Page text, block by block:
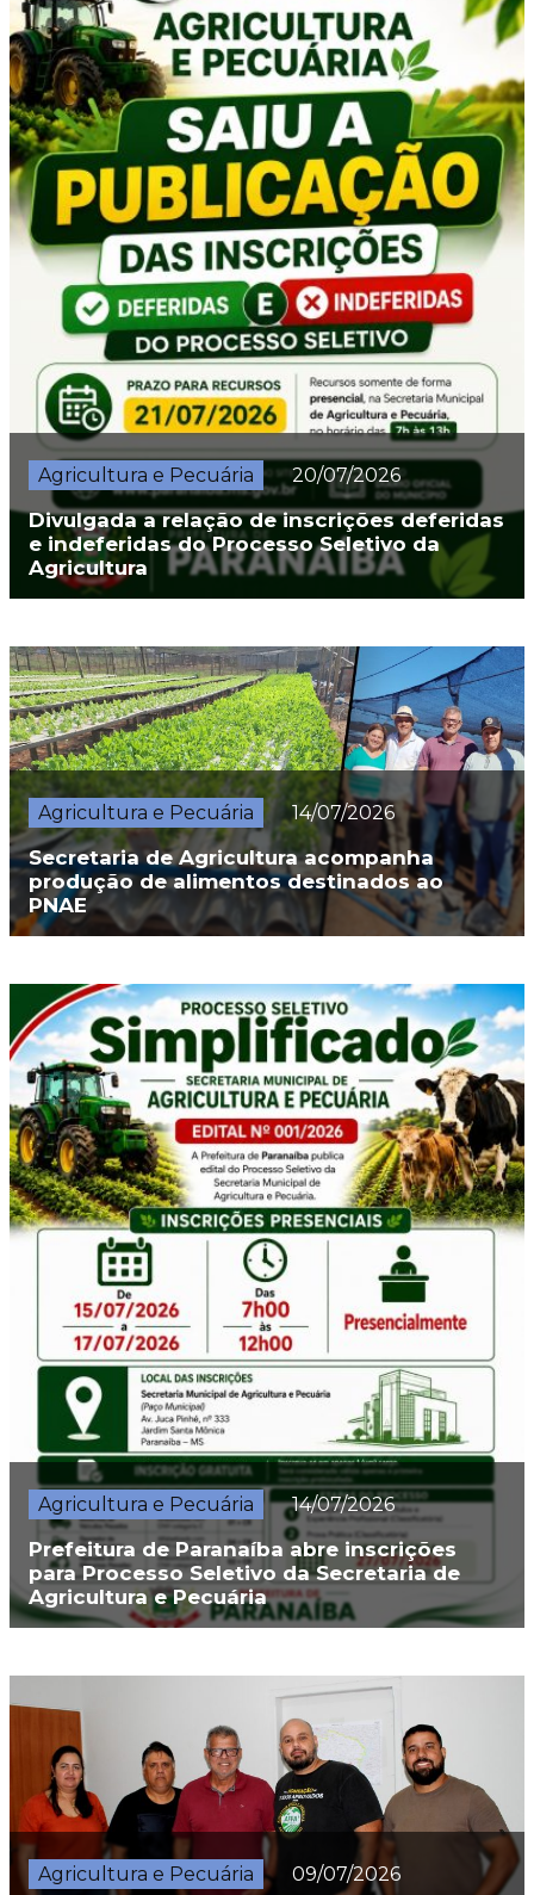
Agricultura e Pecuária 20/07/2026
Divulgada a relação de inscrições deferidas
e indeferidas do Processo Seletivo da
Agricultura
Agricultura e Pecuária 14/07/2026
Secretaria de Agricultura acompanha
produção de alimentos destinados ao
PNAE
Agricultura e Pecuária 14/07/2026
Prefeitura de Paranaíba abre inscrições
para Processo Seletivo da Secretaria de
Agricultura e Pecuária
Agricultura e Pecuária 09/07/2026